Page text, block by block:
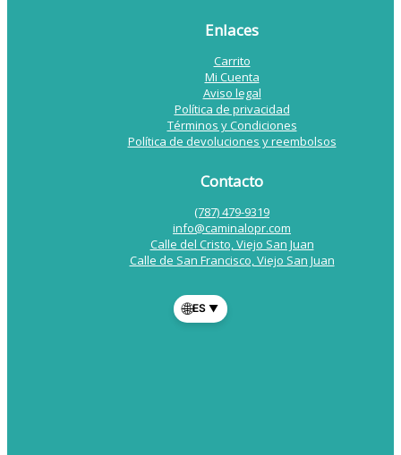
Enlaces
Carrito
Mi Cuenta
Aviso legal
Política de privacidad
Términos y Condiciones
Política de devoluciones y reembolsos
Contacto
(787) 479-9319
info@caminalopr.com
Calle del Cristo, Viejo San Juan
Calle de San Francisco, Viejo San Juan
🌐ES ▼